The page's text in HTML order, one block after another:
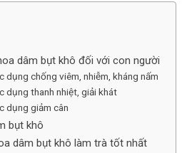
dâm bụt khô đối với con người
dụng chống viêm, nhiễm, kháng nấm
dụng thanh nhiệt, giải khát
dụng giảm cân
bụt khô
dâm bụt khô làm trà tốt nhất